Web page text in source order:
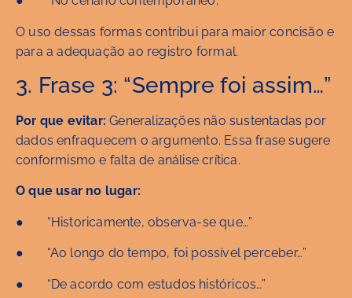
O uso dessas formas contribui para maior concisão e
para a adequação ao registro formal.
3. Frase 3: “Sempre foi assim…”
Por que evitar: Generalizações não sustentadas por
dados enfraquecem o argumento. Essa frase sugere
conformismo e falta de análise crítica.
O que usar no lugar:
● “Historicamente, observa-se que…”
● “Ao longo do tempo, foi possível perceber…”
● “De acordo com estudos históricos…”